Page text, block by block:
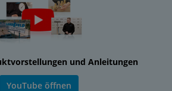
und Anleitungen
YouTube öffnen